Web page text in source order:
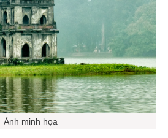
Ảnh minh họa